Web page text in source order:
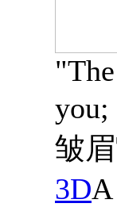
皱
3D